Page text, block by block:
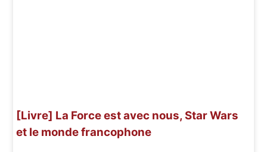
[Livre] La Force est avec nous, Star Wars
et le monde francophone